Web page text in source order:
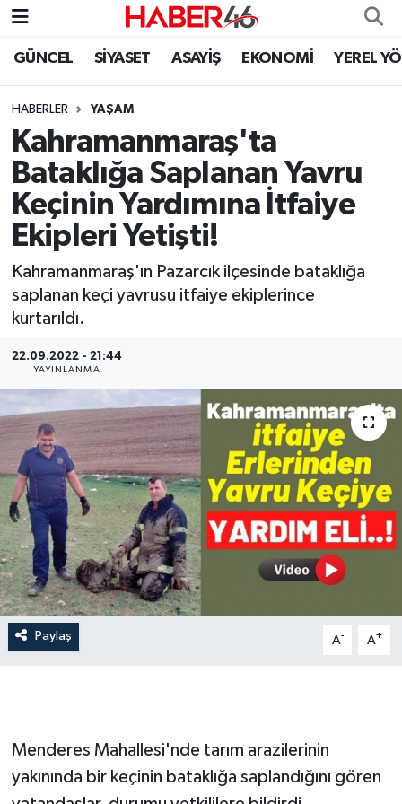
GÜNCEL SİYASET ASAYİŞ EKONOMİ YEREL
HABERLER YAŞAM
Kahramanmaraş'ta
Bataklığa Saplanan Yavru
Keçinin Yardımına İtfaiye
Ekipleri Yetişti!
Kahramanmaraş'ın Pazarcık ilçesinde bataklığa
saplanan keçi yavrusu itfaiye ekiplerince
kurtarıldı.
22.09.2022 - 21:44
YAYINLANMA
Paylaş A- A+
Menderes Mahallesi'nde tarım arazilerinin
yakınında bir keçinin bataklığa saplandığını gören
GÜNCEL
SİYASET
EKONOMİ
SPOR
YAŞAM
TEKNOLOJİ
EĞİTİM
İLÇE HABERLERİ
KÜLTÜR-SANAT
KSÜ
DÜNYA
ROPORTAJ
YEREL YÖNETİM
MEDYA
Nöbetçi Eczaneler
Hava Durumu
Kahramanmaraş Namaz Vakitleri
Trafik Durumu
Süper Lig Puan Durumu ve Fikstür
Tüm Manşetler
Haber Arşivi